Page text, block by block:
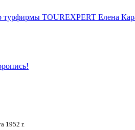
турфирмы TOUREXPERT Елена
1952 г.